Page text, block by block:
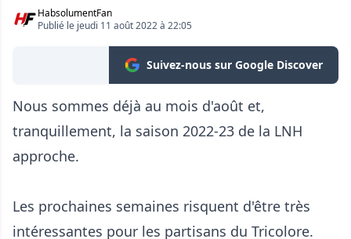
HabsolumentFan
Publié le jeudi 11 août 2022 à 22:05
Suivez-nous sur Google Discover
Nous sommes déjà au mois d'août et,
tranquillement, la saison 2022-23 de la LNH
approche.
Les prochaines semaines risquent d'être très
intéressantes pour les partisans du Tricolore.